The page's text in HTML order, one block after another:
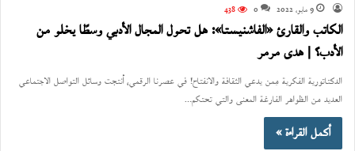
9 مايو، 2022 0
438
الكاتب والقارئ «الفاشنيستا»: هل تحول المجال الأدبي وسطًا يخلو من
الأدب؟ | هدى مرمر
الدكتاتورية الفكرية مِمن يدعي الثقافة والانفتاح! في عصرنا الرقمي، أنتجت وسائل التواصل الاجتماعي
العديد من الظواهر الفارغة المعنى والتي تحتكم…
أكمل القراءة »